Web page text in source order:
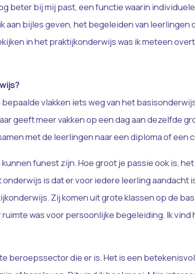
beter bij mij past, een functie waarin
aan bijles geven, het begeleiden van
in het praktijkonderwijs was ik meteen
vlakken iets weg van het
geeft meer vakken op een dag aan dezelfde
met de leerlingen naar een diploma of een
funest zijn. Hoe groot je passie ook is,
is dat er voor iedere leerling aandacht
Zij komen uit grote klassen op de
was voor persoonlijke begeleiding. Ik
beroepssector die er is. Het is een